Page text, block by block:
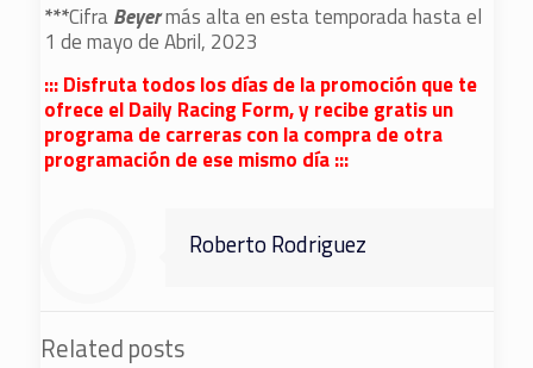
***CifraBeyermás alta en esta temporada hasta el
1 de mayo de Abril, 2023
::: Disfruta todos los días de la promoción que te
ofrece el Daily Racing Form, y recibe gratis un
programa de carreras con la compra de otra
programación de ese mismo día :::
Roberto Rodriguez
Related posts